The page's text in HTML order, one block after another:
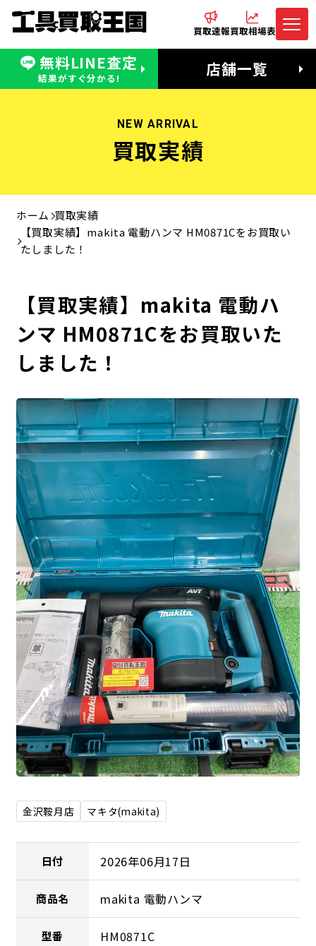
買取速報買取相場表
無料LINE査定
結果がすぐ分かる! 店舗一覧
無料LINE査定
受付：11:00〜19:00 木曜定休日
電話でお問合わせ
営業時間：11:00〜20:00
NEW ARRIVAL
買取実績
ホーム 買取実績
【買取実績】makita 電動ハンマ HM0871Cをお買取い
たしました！
【買取実績】makita 電動ハ
ンマ HM0871Cをお買取いた
しました！
金沢鞍月店 マキタ(makita)
日付 2026年06月17日
商品名 makita 電動ハンマ
型番 HM0871C